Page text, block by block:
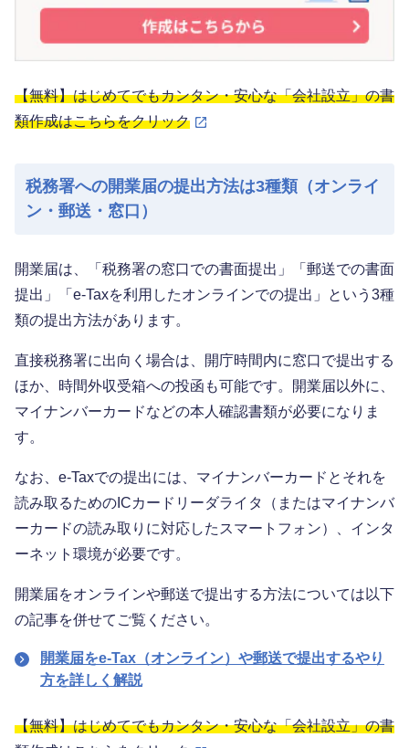
【無料】はじめてでもカンタン・安心な「会社設立」の書
類作成はこちらをクリック
税務署への開業届の提出方法は3種類（オンライ
ン・郵送・窓口）
開業届は、「税務署の窓口での書面提出」「郵送での書面
提出」「e-Taxを利用したオンラインでの提出」という3種
類の提出方法があります。
直接税務署に出向く場合は、開庁時間内に窓口で提出する
ほか、時間外収受箱への投函も可能です。開業届以外に、
マイナンバーカードなどの本人確認書類が必要になりま
す。
なお、e‐Taxでの提出には、マイナンバーカードとそれを
読み取るためのICカードリーダライタ（またはマイナンバ
ーカードの読み取りに対応したスマートフォン）、インタ
ーネット環境が必要です。
開業届をオンラインや郵送で提出する方法については以下
の記事を併せてご覧ください。
開業届をe-Tax（オンライン）や郵送で提出するやり
方を詳しく解説
【無料】はじめてでもカンタン・安心な「会社設立」の書